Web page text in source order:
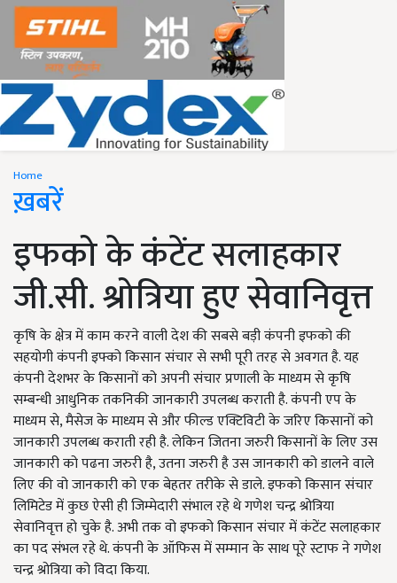
Home
ख़बरें
इफको के कंटेंट सलाहकार
जी.सी. श्रोत्रिया हुए सेवानिवृत्त
कृषि के क्षेत्र में काम करने वाली देश की सबसे बड़ी कंपनी इफको की
सहयोगी कंपनी इफ्को किसान संचार से सभी पूरी तरह से अवगत है. यह
कंपनी देशभर के किसानों को अपनी संचार प्रणाली के माध्यम से कृषि
सम्बन्धी आधुनिक तकनिकी जानकारी उपलब्ध कराती है. कंपनी एप के
माध्यम से, मैसेज के माध्यम से और फील्ड एक्टिविटी के जरिए किसानों को
जानकारी उपलब्ध कराती रही है. लेकिन जितना जरुरी किसानों के लिए उस
जानकारी को पढना जरुरी है, उतना जरुरी है उस जानकारी को डालने वाले
लिए की वो जानकारी को एक बेहतर तरीके से डाले. इफको किसान संचार
लिमिटेड में कुछ ऐसी ही जिम्मेदारी संभाल रहे थे गणेश चन्द्र श्रोत्रिया
सेवानिवृत्त हो चुके है. अभी तक वो इफको किसान संचार में कंटेंट सलाहकार
का पद संभल रहे थे. कंपनी के ऑफिस में सम्मान के साथ पूरे स्टाफ ने गणेश
चन्द्र श्रोत्रिया को विदा किया.